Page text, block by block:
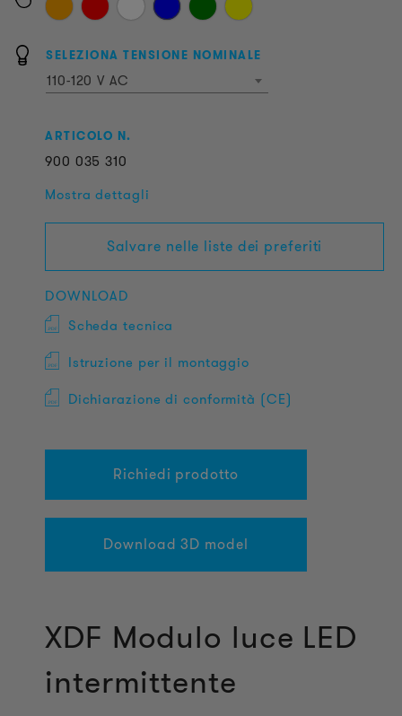
SELEZIONA TENSIONE NOMINALE
110-120 V AC
ARTICOLO N.
900 035 310
Mostra dettagli
Salvare nelle liste dei preferiti
DOWNLOAD
Scheda tecnica
Istruzione per il montaggio
Dichiarazione di conformità (CE)
Richiedi prodotto
Download 3D model
XDF Modulo luce LED
intermittente